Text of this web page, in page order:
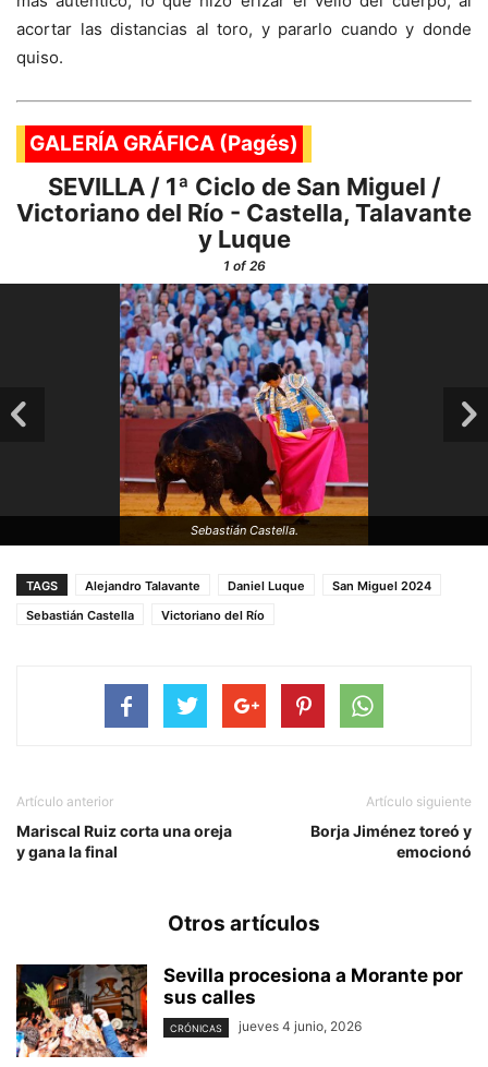
acortar las distancias al toro, y pararlo cuando y donde
quiso.
GALERÍA GRÁFICA (Pagés)
SEVILLA / 1ª Ciclo de San Miguel /
Victoriano del Río - Castella, Talavante
y Luque
1of 26
Sebastián Castella.
TAGS Alejandro Talavante Daniel Luque
San Miguel 2024
Sebastián Castella
Victoriano del Río
Artículo anterior
Mariscal Ruiz corta una oreja
y gana la final
Artículo siguiente
Borja Jiménez toreó y
emocionó
Otros artículos
Sevilla procesiona a Morante por
sus calles
CRÓNICAS jueves 4 junio, 2026